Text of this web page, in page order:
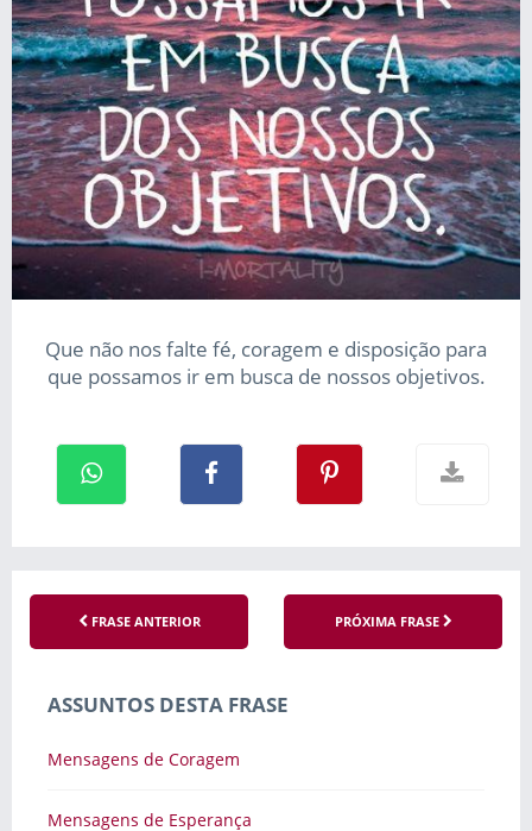
Que não nos falte fé, coragem e disposição para
que possamos ir em busca de nossos objetivos.
FRASE ANTERIOR PRÓXIMA FRASE
ASSUNTOS DESTA FRASE
Mensagens de Coragem
Mensagens de Esperança